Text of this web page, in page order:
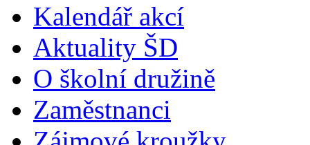
Kalendář akcí
Aktuality ŠD
O školní družině
Zaměstnanci